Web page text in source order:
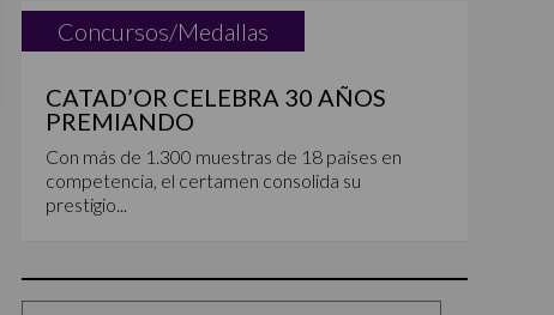
Concursos/Medallas
CATAD’OR CELEBRA 30 AÑOS
PREMIANDO
Con más de 1.300 muestras de 18 países en
competencia, el certamen consolida su
prestigio...